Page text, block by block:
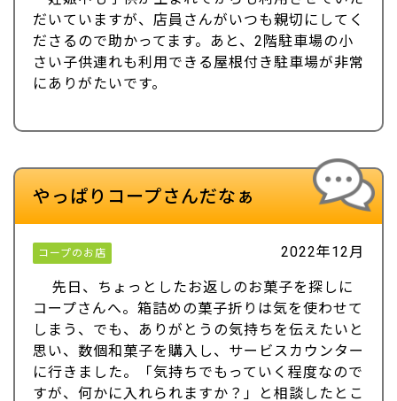
だいていますが、店員さんがいつも親切にしてく
ださるので助かってます。あと、2階駐車場の小
さい子供連れも利用できる屋根付き駐車場が非常
にありがたいです。
やっぱりコープさんだなぁ
コープのお店 2022年12月
先日、ちょっとしたお返しのお菓子を探しに
コープさんへ。箱詰めの菓子折りは気を使わせて
しまう、でも、ありがとうの気持ちを伝えたいと
思い、数個和菓子を購入し、サービスカウンター
に行きました。「気持ちでもっていく程度なので
すが、何かに入れられますか？」と相談したとこ